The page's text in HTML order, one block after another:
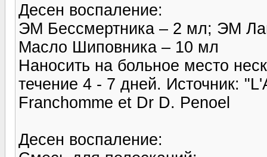
Десен воспаление:
ЭМ Бессмертника – 2 мл; ЭМ
Масло Шиповника – 10 мл
Наносить на больное место
течение 4 - 7 дней. Источник:
Franchomme et Dr D. Penoel
Десен воспаление: